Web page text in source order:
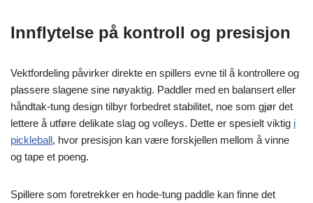
Innflytelse på kontroll og presisjon
Vektfordeling påvirker direkte en spillers evne til å kontrollere og
plassere slagene sine nøyaktig. Paddler med en balansert eller
håndtak-tung design tilbyr forbedret stabilitet, noe som gjør det
lettere å utføre delikate slag og volleys. Dette er spesielt viktig i
pickleball, hvor presisjon kan være forskjellen mellom å vinne
og tape et poeng.
Spillere som foretrekker en hode-tung paddle kan finne det